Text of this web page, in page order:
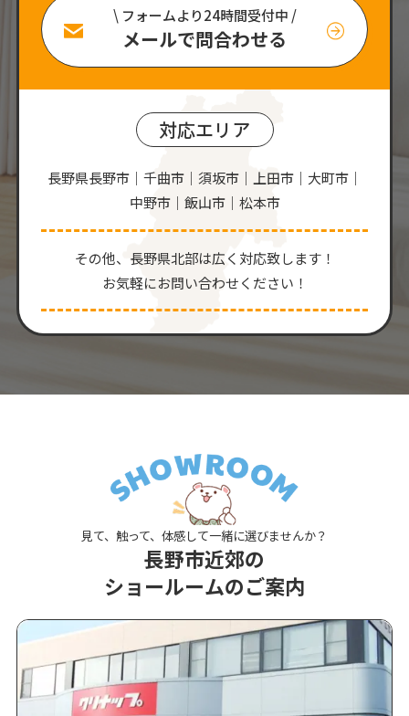
\ フォームより24時間受付中 /
メールで問合わせる
対応エリア
長野県長野市｜千曲市｜須坂市｜上田市｜大町市｜
中野市｜飯山市｜松本市
その他、⻑野県北部は広く対応致します！
お気軽にお問い合わせください！
見て、触って、体感して一緒に選びませんか？
長野市近郊の
ショールームのご案内